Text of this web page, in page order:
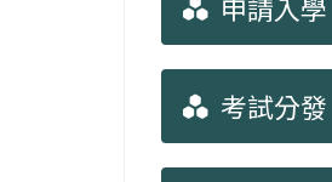
考試分發